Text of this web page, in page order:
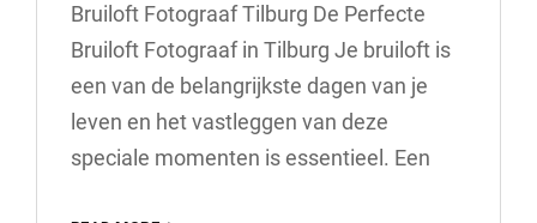
Bruiloft Fotograaf Tilburg De Perfecte
Bruiloft Fotograaf in Tilburg Je bruiloft is
een van de belangrijkste dagen van je
leven en het vastleggen van deze
speciale momenten is essentieel. Een